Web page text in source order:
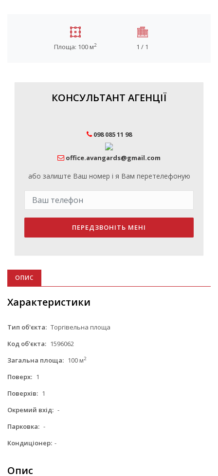
Площа: 100 м2 1 / 1
КОНСУЛЬТАНТ АГЕНЦІЇ
098 085 11 98
office.avangards@gmail.com
або залиште Ваш номер і я Вам перетелефоную
ПЕРЕДЗВОНІТЬ МЕНІ
ОПИС
Характеристики
Тип об'єкта: Торгівельна площа
Код об'єкта: 1596062
Загальна площа: 100 м2
Поверх: 1
Поверхів: 1
Окремий вхід: -
Парковка: -
Кондиціонер: -
Опис